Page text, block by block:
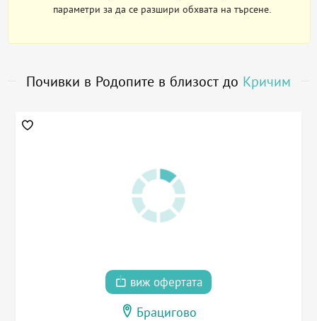
параметри за да се разшири обхвата на търсене.
Почивки в Родопите в близост до Кричим
виж офертата
Брацигово